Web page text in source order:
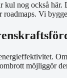
nog också
Vi
möjliggör